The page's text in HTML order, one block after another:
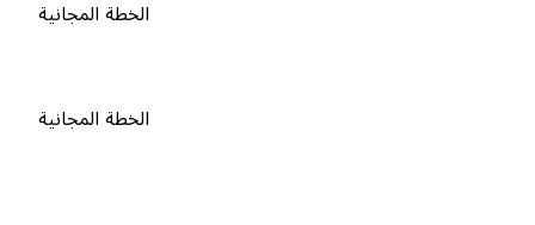
الخطة المجانية
الخطة المجانية